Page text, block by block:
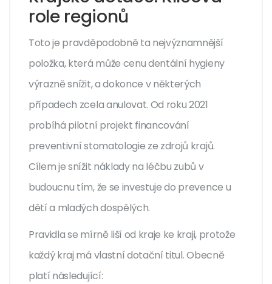
role regionů
Toto je pravděpodobně ta nejvýznamnější
položka, která může cenu dentální hygieny
výrazně snížit, a dokonce v některých
případech zcela anulovat. Od roku 2021
probíhá pilotní projekt financování
preventivní stomatologie ze zdrojů krajů.
Cílem je snížit náklady na léčbu zubů v
budoucnu tím, že se investuje do prevence u
dětí a mladých dospělých.
Pravidla se mírně liší od kraje ke kraji, protože
každý kraj má vlastní dotační titul. Obecně
platí následující: